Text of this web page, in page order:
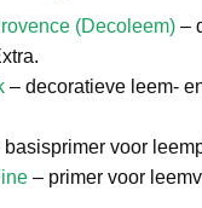
(Decoleem) –
– decoratieve leem-
voor
– primer voor